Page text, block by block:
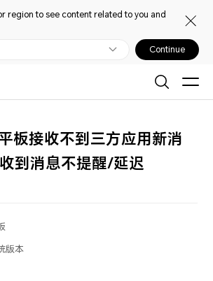
region to see content related to you and
Continue
板接收不到三方应用新消
到消息不提醒/延迟
版本